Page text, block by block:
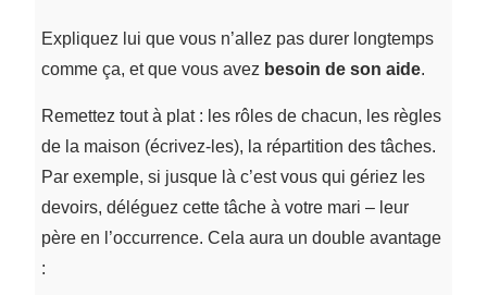
Expliquez lui que vous n’allez pas durer longtemps
comme ça, et que vous avez besoin de son aide.
Remettez tout à plat : les rôles de chacun, les règles
de la maison (écrivez-les), la répartition des tâches.
Par exemple, si jusque là c’est vous qui gériez les
devoirs, déléguez cette tâche à votre mari – leur
père en l’occurrence. Cela aura un double avantage
: